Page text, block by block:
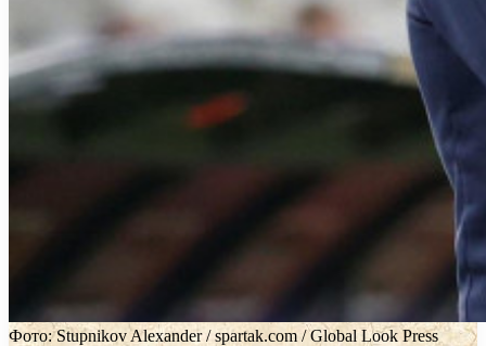
Фото: Stupnikov Alexander / spartak.com / Global Look Press